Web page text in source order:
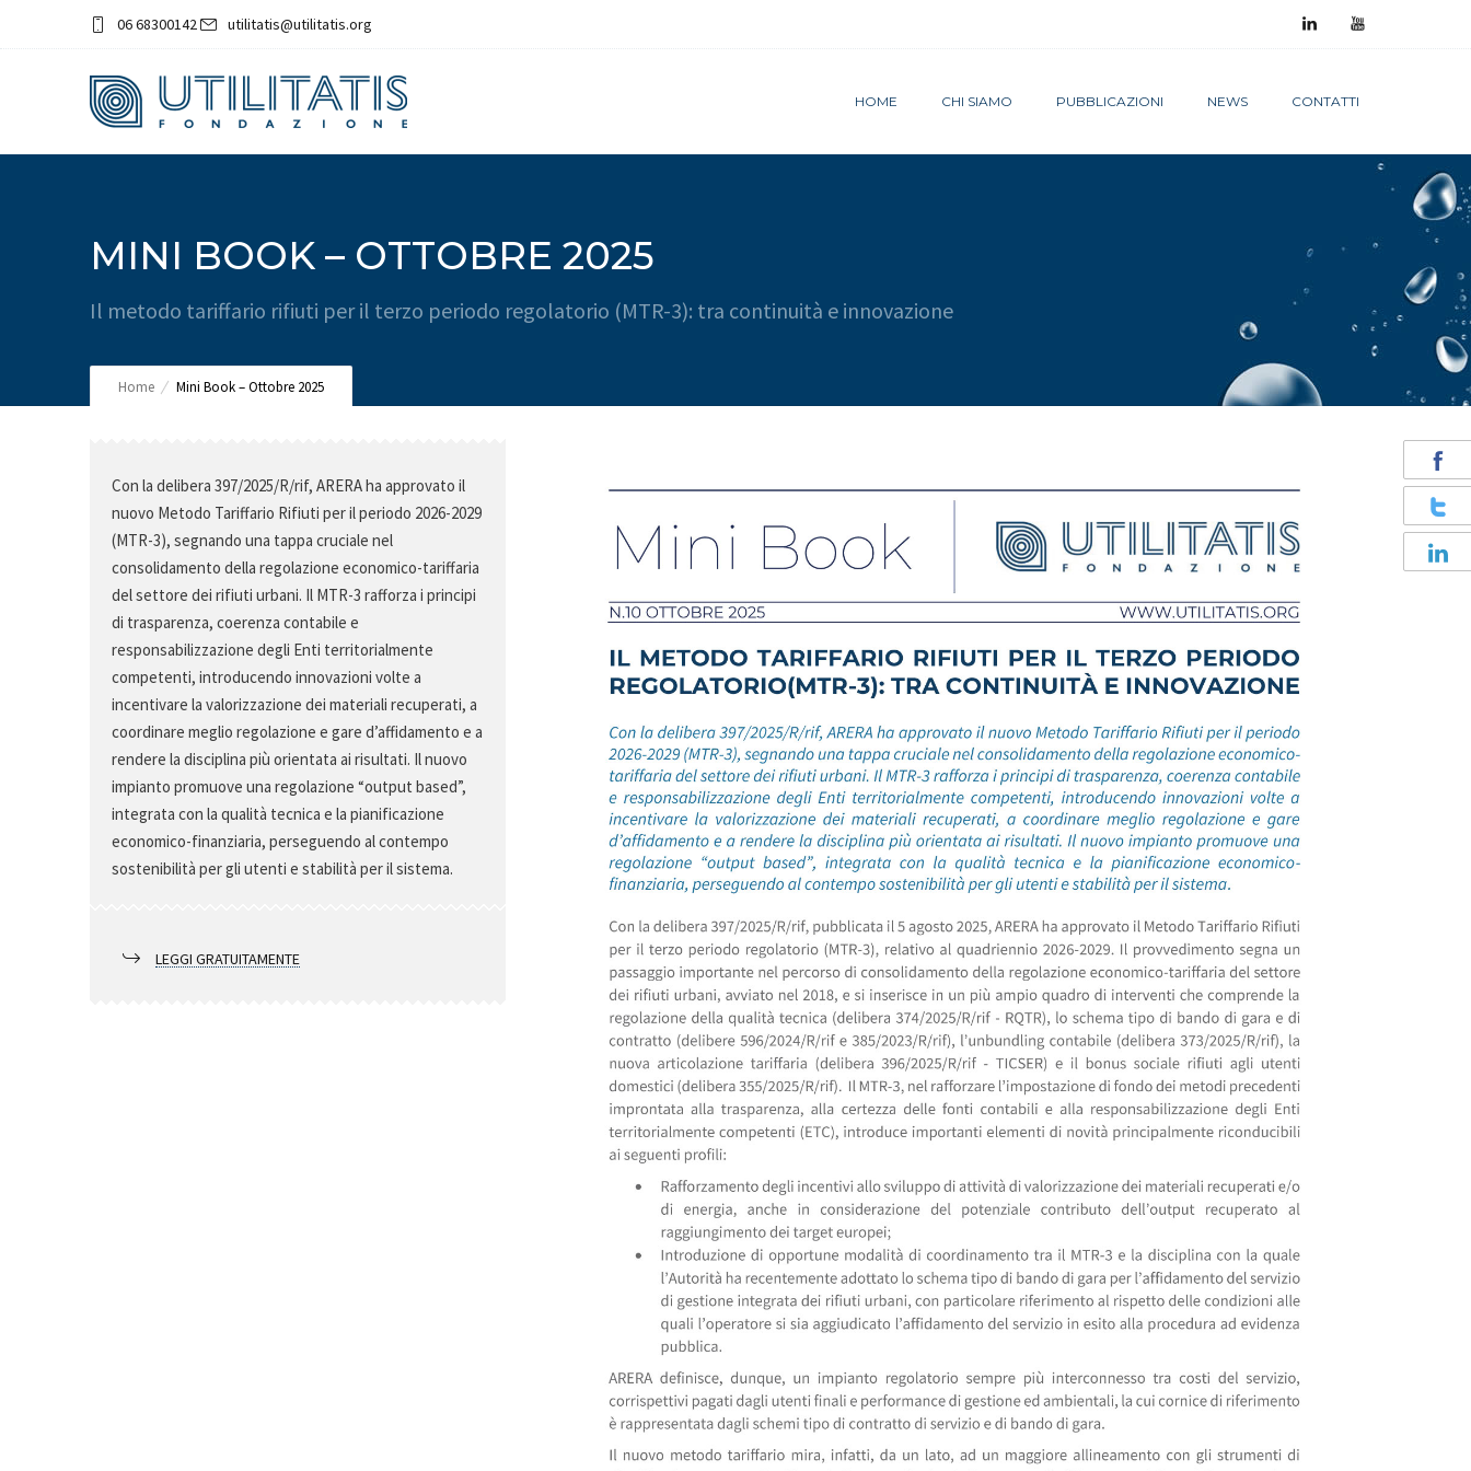
06 68300142 utilitatis@utilitatis.org
HOME CHI SIAMO PUBBLICAZIONI NEWS CONTATTI
MINI BOOK – OTTOBRE 2025
Il metodo tariffario rifiuti per il terzo periodo regolatorio (MTR-3): tra continuità e innovazione
Home Mini Book – Ottobre 2025
Con la delibera 397/2025/R/rif, ARERA ha approvato il
nuovo Metodo Tariffario Rifiuti per il periodo 2026-2029
(MTR-3), segnando una tappa cruciale nel
consolidamento della regolazione economico-tariffaria
del settore dei rifiuti urbani. Il MTR-3 rafforza i principi
di trasparenza, coerenza contabile e
responsabilizzazione degli Enti territorialmente
competenti, introducendo innovazioni volte a
incentivare la valorizzazione dei materiali recuperati, a
coordinare meglio regolazione e gare d’affidamento e a
rendere la disciplina più orientata ai risultati. Il nuovo
impianto promuove una regolazione “output based”,
integrata con la qualità tecnica e la pianificazione
economico-finanziaria, perseguendo al contempo
sostenibilità per gli utenti e stabilità per il sistema.
LEGGI GRATUITAMENTE